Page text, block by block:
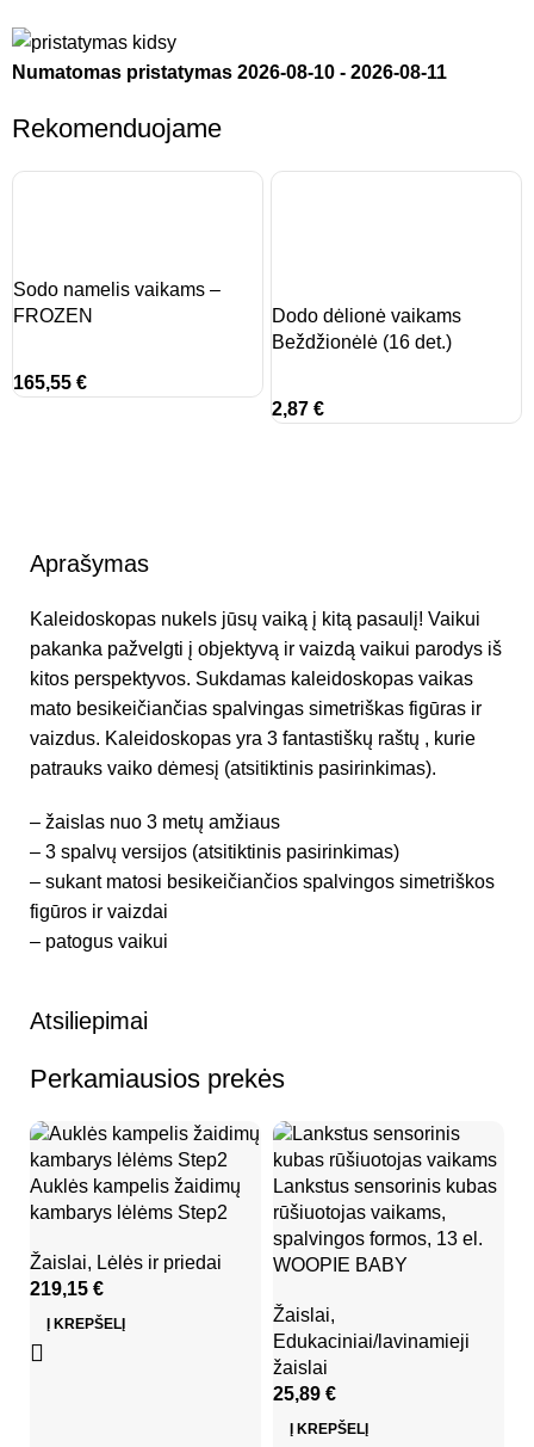
Numatomas pristatymas2026-08-10 -2026-08-11
Rekomenduojame
Sodo namelis vaikams –
FROZEN
165,55€
Dodo dėlionė vaikams
Beždžionėlė (16 det.)
2,87 €
Aprašymas
Kaleidoskopas nukels jūsų vaiką į kitą pasaulį! Vaikui
pakanka pažvelgti į objektyvą ir vaizdą vaikui parodys iš
kitos perspektyvos. Sukdamas kaleidoskopas vaikas
mato besikeičiančias spalvingas simetriškas figūras ir
vaizdus. Kaleidoskopas yra 3 fantastiškų raštų , kurie
patrauks vaiko dėmesį (atsitiktinis pasirinkimas).
– žaislas nuo 3 metų amžiaus
– 3 spalvų versijos (atsitiktinis pasirinkimas)
– sukant matosi besikeičiančios spalvingos simetriškos
figūros ir vaizdai
– patogus vaikui
Atsiliepimai
Perkamiausios prekės
Auklės kampelis žaidimų
kambarys lėlėms Step2
Žaislai, Lėlės ir priedai
219,15 €
Į KREPŠELĮ
Lankstus sensorinis kubas
rūšiuotojas vaikams,
spalvingos formos, 13 el.
WOOPIE BABY
Žaislai,
Edukaciniai/lavinamieji
žaislai
25,89 €
Į KREPŠELĮ